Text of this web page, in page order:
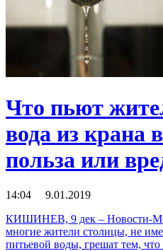
Что пьют
вода из
польза или
14:04 9.01.2019
КИШИНЕВ, 9 дек – Новости-
многие жители столицы, не
питьевой воды, грешат тем,